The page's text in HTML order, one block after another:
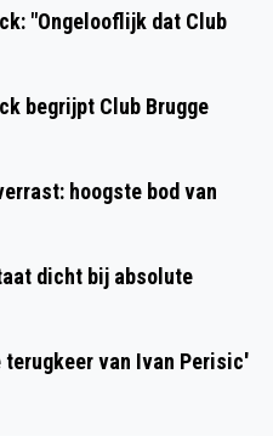
"Ongelooflijk dat Club
begrijpt Club Brugge
hoogste bod van
dicht bij absolute
van Ivan Perisic'